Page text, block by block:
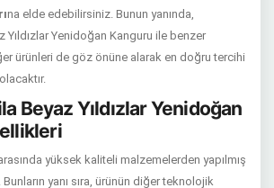
na elde edebilirsiniz. Bunun yanında,
Yıldızlar Yenidoğan Kanguru ile benzer
ürünleri de göz önüne alarak en doğru tercihi
Beyaz Yıldızlar Yenidoğan
yüksek kaliteli malzemelerden yapılmış
yanı sıra, ürünün diğer teknolojik